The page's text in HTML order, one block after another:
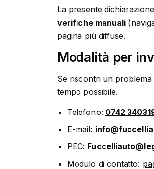
La presente
verifiche manuali
pagina più diffuse.
Modalità per
Se riscontri un problema
tempo possibile.
Telefono: 0742
E-mail: @ofni
PEC: @otuailleccuF
Modulo di contatto: